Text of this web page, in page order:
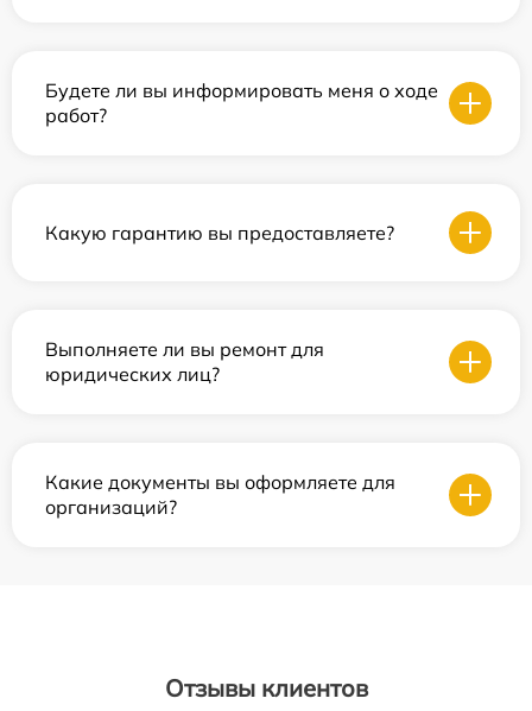
Будете ли вы информировать меня о ходе
работ?
Какую гарантию вы предоставляете?
Выполняете ли вы ремонт для
юридических лиц?
Какие документы вы оформляете для
организаций?
Отзывы клиентов